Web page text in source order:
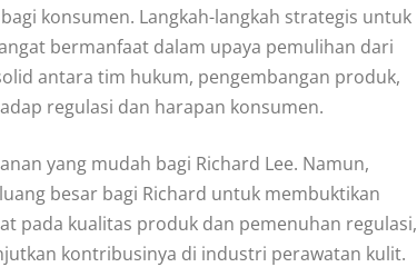
konsumen. Langkah-langkah strategis untuk
bermanfaat dalam upaya pemulihan dari
antara tim hukum, pengembangan produk,
regulasi dan harapan konsumen.
yang mudah bagi Richard Lee. Namun,
besar bagi Richard untuk membuktikan
pada kualitas produk dan pemenuhan regulasi,
kontribusinya di industri perawatan kulit.